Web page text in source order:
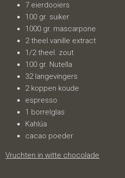
7 eierdooiers
100 gr. suiker
1000 gr. mascarpone
2 theel.vanille extract
1/2 theel. zout
100 gr. Nutella
32 langevingers
2 koppen koude
espresso
1 borrelglas
Kahlúa
cacao poeder
Vruchten in witte chocolade